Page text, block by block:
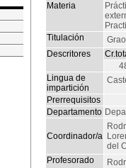
Materia
Titulación
Descritores
Lingua de
impartición
Prerrequisitos
Departamento
Coordinador/a
del
Profesorado